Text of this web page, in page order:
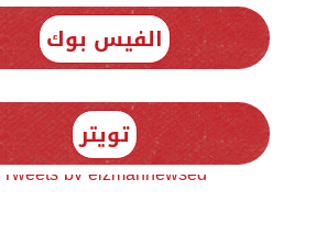
الفيس بوك
تويتر
Tweets by elzmannewseg